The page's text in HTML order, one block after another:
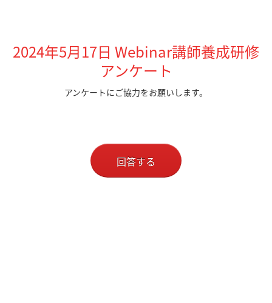
2024年5月17日 Webinar講師養成研修
アンケート
アンケートにご協力をお願いします。
回答する